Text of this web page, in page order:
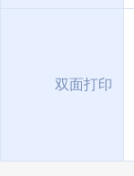
双面打印